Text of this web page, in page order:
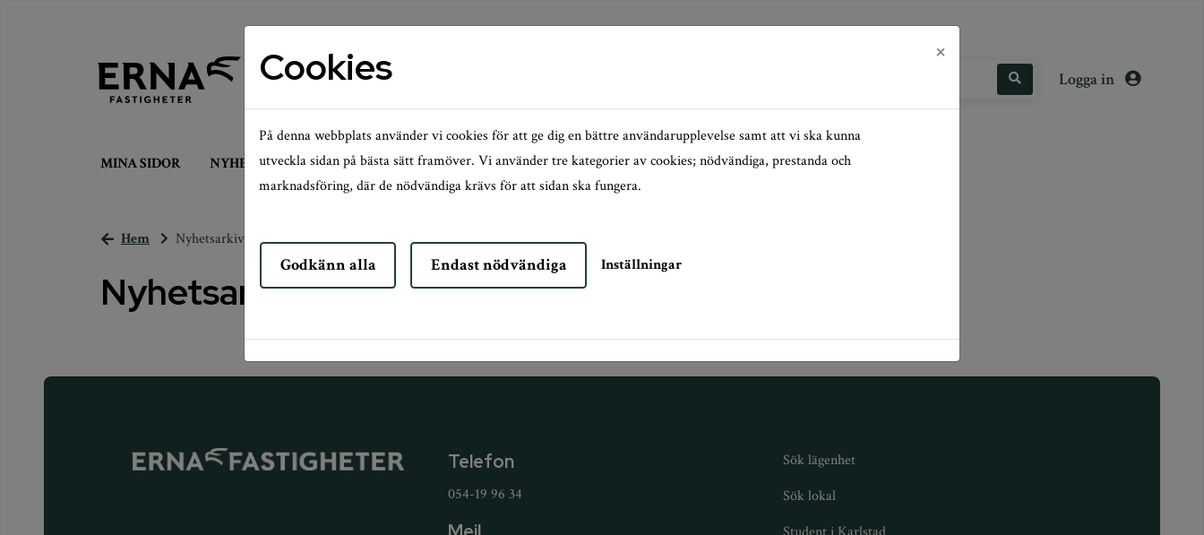
Logga in
MINA SIDOR NYHETSARKIV
Hem Nyhetsarkiv
Nyhetsarkiv
Telefon
054-19 96 34
Sök lägenhet
Sök lokal
Cookies ×
På denna webbplats använder vi cookies för att ge dig en bättre användarupplevelse samt att vi ska kunna
utveckla sidan på bästa sätt framöver. Vi använder tre kategorier av cookies; nödvändiga, prestanda och
marknadsföring, där de nödvändiga krävs för att sidan ska fungera.
Godkänn alla Endast nödvändiga Inställningar